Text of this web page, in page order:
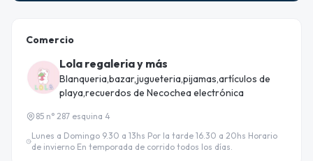
Comercio
Lola regaleria y más
Blanqueria,bazar,jugueteria,pijamas,artículos de
playa,recuerdos de Necochea electrónica
85 n° 287 esquina 4
Lunes a Domingo 9.30 a 13hs Por la tarde 16.30 a 20hs Horario
de invierno En temporada de corrido todos los días.